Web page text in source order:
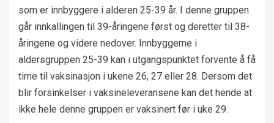
som er innbyggere i alderen 25-39 år. I denne gruppen
går innkallingen til 39-åringene først og deretter til 38-
åringene og videre nedover. Innbyggerne i
aldersgruppen 25-39 kan i utgangspunktet forvente å få
time til vaksinasjon i ukene 26, 27 eller 28. Dersom det
blir forsinkelser i vaksineleveransene kan det hende at
ikke hele denne gruppen er vaksinert før i uke 29.